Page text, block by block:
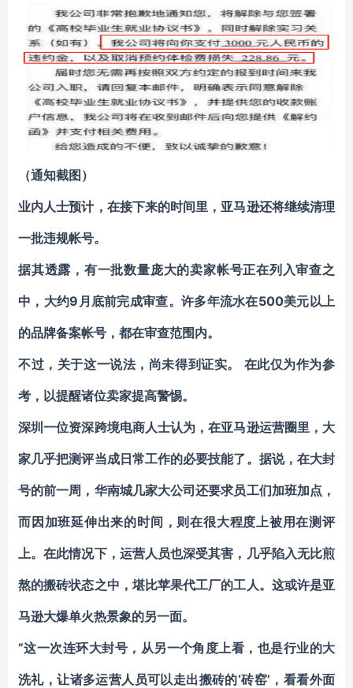
（通知截图）
业内人士预计，在接下来的时间里，亚马逊还将继续清理
一批违规帐号。
据其透露，有一批数量庞大的卖家帐号正在列入审查之
中，大约9月底前完成审查。许多年流水在500美元以上
的品牌备案帐号，都在审查范围内。
不过，关于这一说法，尚未得到证实。 在此仅为作为参
考，以提醒诸位卖家提高警惕。
深圳一位资深跨境电商人士认为，在亚马逊运营圈里，大
家几乎把测评当成日常工作的必要技能了。据说，在大封
号的前一周，华南城几家大公司还要求员工们加班加点，
而因加班延伸出来的时间，则在很大程度上被用在测评
上。在此情况下，运营人员也深受其害，几乎陷入无比煎
熬的搬砖状态之中，堪比苹果代工厂的工人。这或许是亚
马逊大爆单火热景象的另一面。
”这一次连环大封号，从另一个角度上看，也是行业的大
洗礼，让诸多运营人员可以走出搬砖的‘砖窑’，看看外面